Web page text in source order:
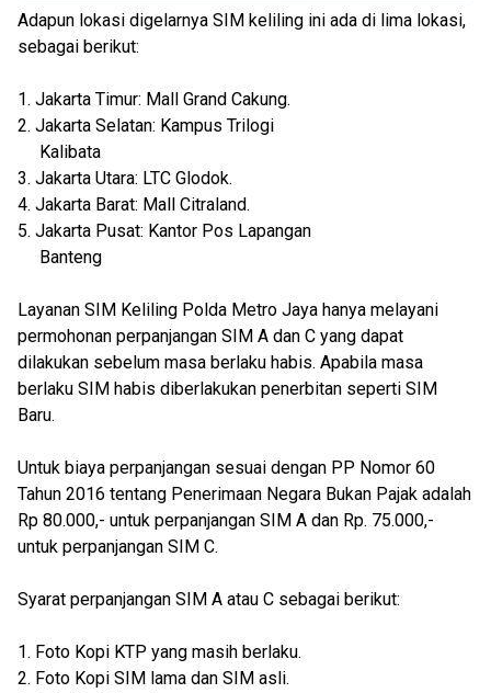
Adapun lokasi digelarnya SIM keliling ini ada di lima lokasi,
sebagai berikut:
1. Jakarta Timur: Mall Grand Cakung.
2. Jakarta Selatan: Kampus Trilogi
Kalibata
3. Jakarta Utara: LTC Glodok.
4. Jakarta Barat: Mall Citraland.
5. Jakarta Pusat: Kantor Pos Lapangan
Banteng
Layanan SIM Keliling Polda Metro Jaya hanya melayani
permohonan perpanjangan SIM A dan C yang dapat
dilakukan sebelum masa berlaku habis. Apabila masa
berlaku SIM habis diberlakukan penerbitan seperti SIM
Baru.
Untuk biaya perpanjangan sesuai dengan PP Nomor 60
Tahun 2016 tentang Penerimaan Negara Bukan Pajak adalah
Rp 80.000,- untuk perpanjangan SIM A dan Rp. 75.000,-
untuk perpanjangan SIM C.
Syarat perpanjangan SIM A atau C sebagai berikut:
1. Foto Kopi KTP yang masih berlaku.
2. Foto Kopi SIM lama dan SIM asli.